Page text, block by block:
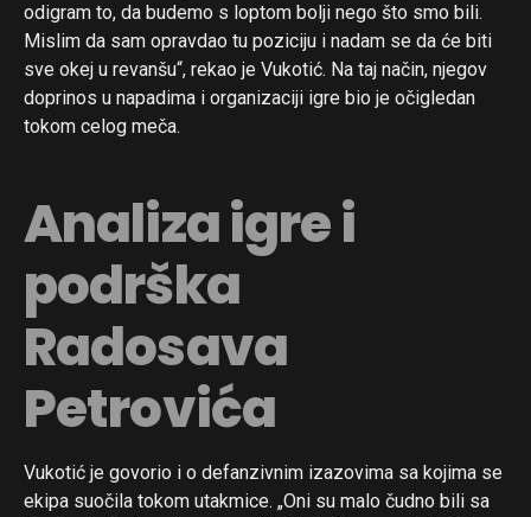
odigram to, da budemo s loptom bolji nego što smo bili.
Mislim da sam opravdao tu poziciju i nadam se da će biti
sve okej u revanšu“, rekao je Vukotić. Na taj način, njegov
doprinos u napadima i organizaciji igre bio je očigledan
tokom celog meča.
Analiza igre i
podrška
Radosava
Petrovića
Vukotić je govorio i o defanzivnim izazovima sa kojima se
ekipa suočila tokom utakmice. „Oni su malo čudno bili sa